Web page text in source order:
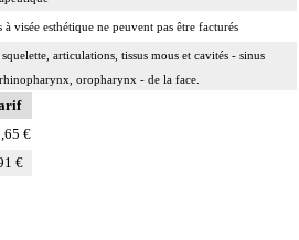
à visée esthétique ne peuvent pas être facturés
articulations, tissus mous et cavités - sinus
oropharynx - de la face.
fracture à foyer fermé, on entend : réduction et
transcutanée ou avec abord à distance, sans
fracture.
€
€